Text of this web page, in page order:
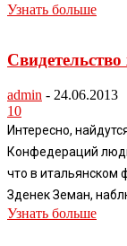
Узнать больше
admin - 24.06.2013
10
Интересно,
Конфедераций
что в итальянском
Зденек Земан,
Узнать больше